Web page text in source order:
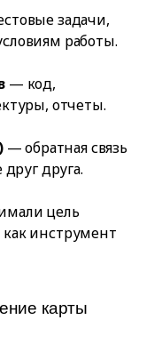
задачи,
работы.
— код,
отчеты.
— обратная связь
друга.
цель
инструмент
карты